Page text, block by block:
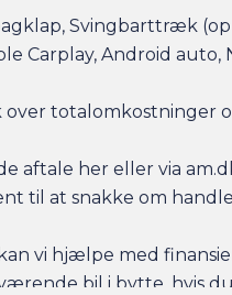
Svingbarttræk
Carplay, Android
over totalomkostninger
aftale her eller via
til at snakke om
vi hjælpe med
bil i bytte, hvis